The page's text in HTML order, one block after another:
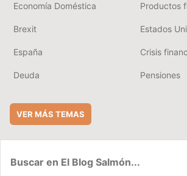
Economía Doméstica Productos
Brexit Estados
España Crisis
Deuda Pensiones
VER MÁS TEMAS